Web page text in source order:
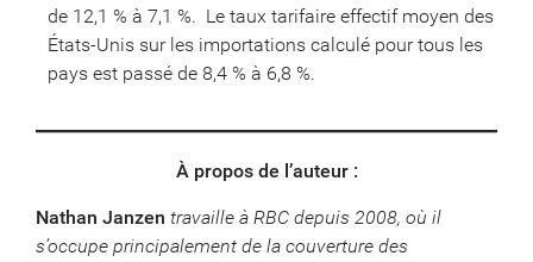
de 12,1 % à 7,1 %. Le taux tarifaire effectif moyen des
États-Unis sur les importations calculé pour tous les
pays est passé de 8,4 % à 6,8 %.
À propos de l’auteur :
Nathan Janzen travaille à RBC depuis 2008, où il
s’occupe principalement de la couverture des